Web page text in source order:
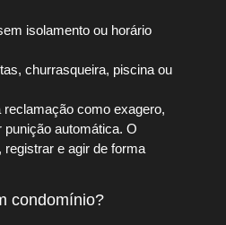
isolamento ou horário
churrasqueira, piscina ou
como exagero,
automática. O
e agir de forma
condomínio?